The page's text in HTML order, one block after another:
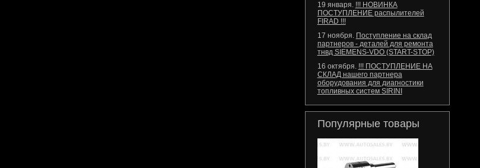
19 января. !!! НОВИНКА
ПОСТУПЛЕНИЕ распылителей
FIRAD !!!
17 ноября. Поступление на склад
партнеров - деталей для ремонта
тнвд SIEMENS-VDO (START-STOP)
16 октября. !!! ПОСТУПЛЕНИЕ НА
СКЛАД нашего партнера
оборудования для диагностики
топливных систем SIRINI
Популярные товары